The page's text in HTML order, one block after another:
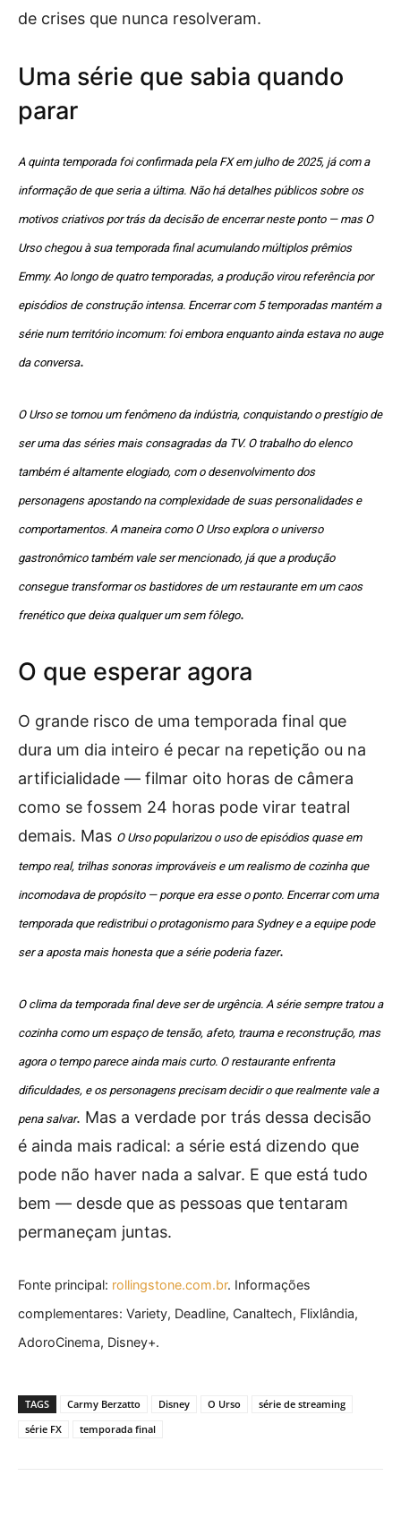
de crises que nunca resolveram.
Uma série que sabia quando
parar
A quinta temporada foi confirmada pela FX em julho de 2025, já com a
informação de que seria a última. Não há detalhes públicos sobre os
motivos criativos por trás da decisão de encerrar neste ponto — mas O
Urso chegou à sua temporada final acumulando múltiplos prêmios
Emmy. Ao longo de quatro temporadas, a produção virou referência por
episódios de construção intensa. Encerrar com 5 temporadas mantém a
série num território incomum: foi embora enquanto ainda estava no auge
da conversa.
O Urso se tornou um fenômeno da indústria, conquistando o prestígio de
ser uma das séries mais consagradas da TV. O trabalho do elenco
também é altamente elogiado, com o desenvolvimento dos
personagens apostando na complexidade de suas personalidades e
comportamentos. A maneira como O Urso explora o universo
gastronômico também vale ser mencionado, já que a produção
consegue transformar os bastidores de um restaurante em um caos
frenético que deixa qualquer um sem fôlego.
O que esperar agora
O grande risco de uma temporada final que
dura um dia inteiro é pecar na repetição ou na
artificialidade — filmar oito horas de câmera
como se fossem 24 horas pode virar teatral
demais. Mas O Urso popularizou o uso de episódios quase em
tempo real, trilhas sonoras improváveis e um realismo de cozinha que
incomodava de propósito — porque era esse o ponto. Encerrar com uma
temporada que redistribui o protagonismo para Sydney e a equipe pode
ser a aposta mais honesta que a série poderia fazer.
O clima da temporada final deve ser de urgência. A série sempre tratou a
cozinha como um espaço de tensão, afeto, trauma e reconstrução, mas
agora o tempo parece ainda mais curto. O restaurante enfrenta
dificuldades, e os personagens precisam decidir o que realmente vale a
pena salvar. Mas a verdade por trás dessa decisão
é ainda mais radical: a série está dizendo que
pode não haver nada a salvar. E que está tudo
bem — desde que as pessoas que tentaram
permaneçam juntas.
Fonte principal: rollingstone.com.br. Informações
complementares: Variety, Deadline, Canaltech, Flixlândia,
AdoroCinema, Disney+.
TAGS Carmy Berzatto Disney O Urso
série de streaming
série FX
temporada final